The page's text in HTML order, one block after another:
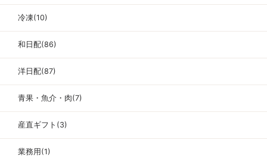
冷凍(10)
和日配(86)
洋日配(87)
青果・魚介・肉(7)
産直ギフト(3)
業務用(1)